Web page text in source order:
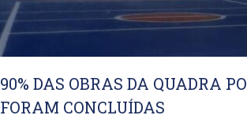
90% DAS OBRAS DA QUADRA
FORAM CONCLUÍDAS